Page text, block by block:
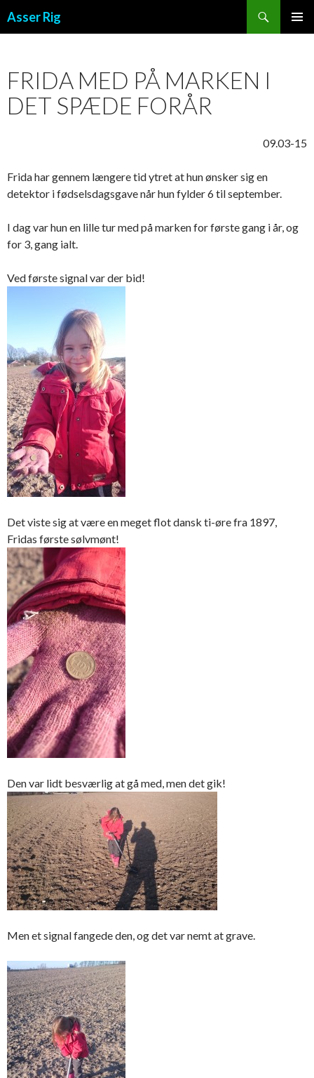
Asser Rig
FRIDA MED PÅ MARKEN I
DET SPÆDE FORÅR
09.03-15
Frida har gennem længere tid ytret at hun ønsker sig en
detektor i fødselsdagsgave når hun fylder 6 til september.
I dag var hun en lille tur med på marken for første gang i år, og
for 3, gang ialt.
Ved første signal var der bid!
Det viste sig at være en meget flot dansk ti-øre fra 1897,
Fridas første sølvmønt!
Den var lidt besværlig at gå med, men det gik!
Men et signal fangede den, og det var nemt at grave.